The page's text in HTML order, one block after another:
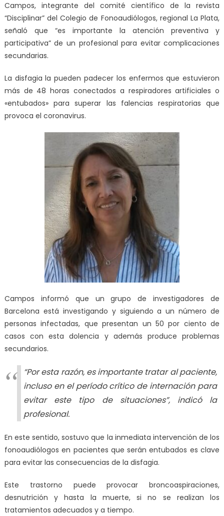
Campos, integrante del comité científico de la revista
“Disciplinar” del Colegio de Fonoaudiólogos, regional La Plata,
señaló que “es importante la atención preventiva y
participativa” de un profesional para evitar complicaciones
secundarias.
La disfagia la pueden padecer los enfermos que estuvieron
más de 48 horas conectados a respiradores artificiales o
«entubados» para superar las falencias respiratorias que
provoca el coronavirus.
Campos informó que un grupo de investigadores de
Barcelona está investigando y siguiendo a un número de
personas infectadas, que presentan un 50 por ciento de
casos con esta dolencia y además produce problemas
secundarios.
“Por esta razón, es importante tratar al paciente,
incluso en el período crítico de internación para
evitar este tipo de situaciones”, indicó la
profesional.
En este sentido, sostuvo que la inmediata intervención de los
fonoaudiólogos en pacientes que serán entubados es clave
para evitar las consecuencias de la disfagia.
Este trastorno puede provocar broncoaspiraciones,
desnutrición y hasta la muerte, si no se realizan los
tratamientos adecuados y a tiempo.